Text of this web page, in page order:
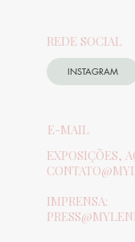
INSTAGRAM
REDE SOCIAL
E-MAIL
EXPOSIÇÕES,
IMPRENSA: